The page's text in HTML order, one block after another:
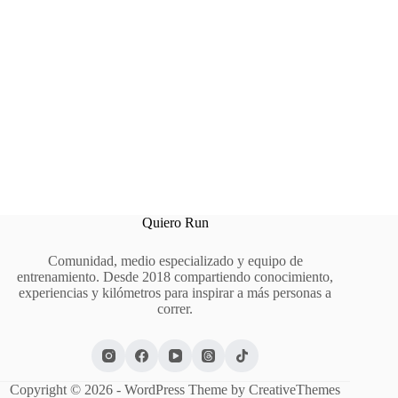
Quiero Run
Comunidad, medio especializado y equipo de
entrenamiento. Desde 2018 compartiendo conocimiento,
experiencias y kilómetros para inspirar a más personas a
correr.
Copyright © 2026 - WordPress Theme byCreativeThemes